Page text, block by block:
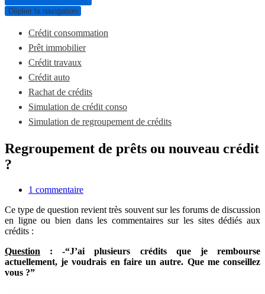
Déplier la navigation
Crédit consommation
Prêt immobilier
Crédit travaux
Crédit auto
Rachat de crédits
Simulation de crédit conso
Simulation de regroupement de crédits
Regroupement de prêts ou nouveau crédit
?
1 commentaire
Ce type de question revient très souvent sur les forums de discussion
en ligne ou bien dans les commentaires sur les sites dédiés aux
crédits :
Question : -“J’ai plusieurs crédits que je rembourse
actuellement, je voudrais en faire un autre. Que me conseillez
vous ?”